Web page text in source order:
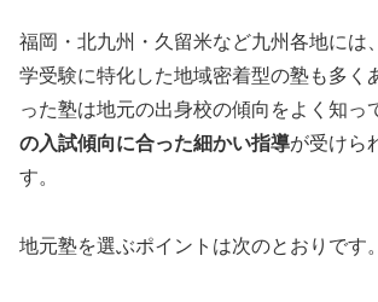
福岡・北九州・久留米など九州各地には
学受験に特化した地域密着型の塾も多く
った塾は地元の出身校の傾向をよく知っ
の入試傾向に合った細かい指導が受けら
す。
地元塾を選ぶポイントは次のとおりです。